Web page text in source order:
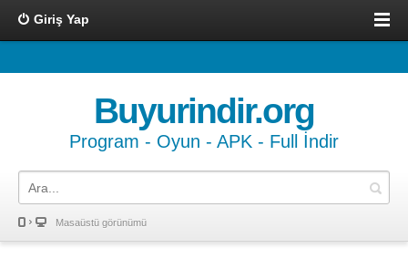
Giriş Yap
Buyurindir.org
Program - Oyun - APK - Full İndir
Masaüstü görünümü